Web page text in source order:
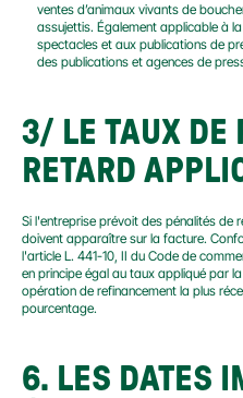
ventes d’animaux vivants de
assujettis. Également applicable à
spectacles et aux publications de
des publications et agences de
3/ LE TAUX DE
RETARD
Si l'entreprise prévoit des pénalités de
doivent apparaître sur la facture.
l'article L. 441-10, II du Code de
en principe égal au taux appliqué par
opération de refinancement la plus
pourcentage.
6. LES DATES